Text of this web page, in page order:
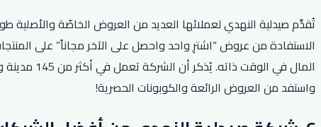
تُقدِّم صيدلية النهدي لعملائها العديد من العروض الخاصّة
الاستفادة من عروض “اشترِ واحد واحصل على الآخر مجاناً” على
المال
واستفد من العروض الرائعة والكوبونات الحصرية!